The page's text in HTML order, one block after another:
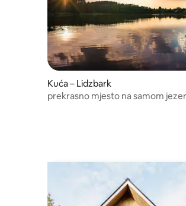
Kuća – Lidzbark
prekrasno mjesto na samom